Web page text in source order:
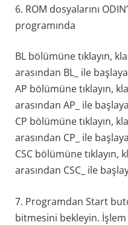
6. ROM dosyalarını
programında
BL bölümüne tıklayın,
arasından BL_ ile
AP bölümüne tıklayın,
arasından AP_ ile
CP bölümüne tıklayın,
arasından CP_ ile
CSC bölümüne tıklayın,
arasından CSC_ ile
7. Programdan Start
bitmesini bekleyin.